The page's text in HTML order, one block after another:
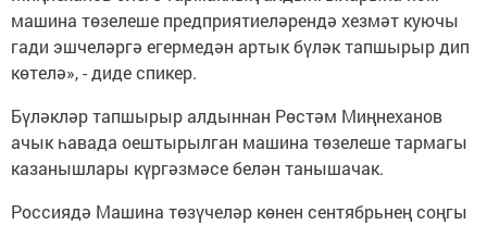
машина төзелеше предприятиеләрендә хезмәт куючы
гади эшчеләргә егермедән артык бүләк тапшырыр дип
көтелә», - диде спикер.
Бүләкләр тапшырыр алдыннан Рөстәм Миңнеханов
ачык һавада оештырылган машина төзелеше тармагы
казанышлары күргәзмәсе белән танышачак.
Россиядә Машина төзүчеләр көнен сентябрьнең соңгы